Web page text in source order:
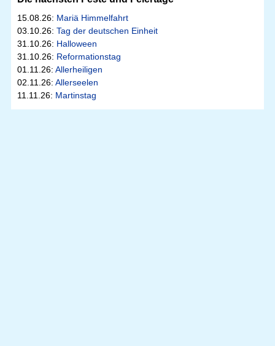
15.08.26: Mariä Himmelfahrt
03.10.26: Tag der deutschen Einheit
31.10.26: Halloween
31.10.26: Reformationstag
01.11.26: Allerheiligen
02.11.26: Allerseelen
11.11.26: Martinstag